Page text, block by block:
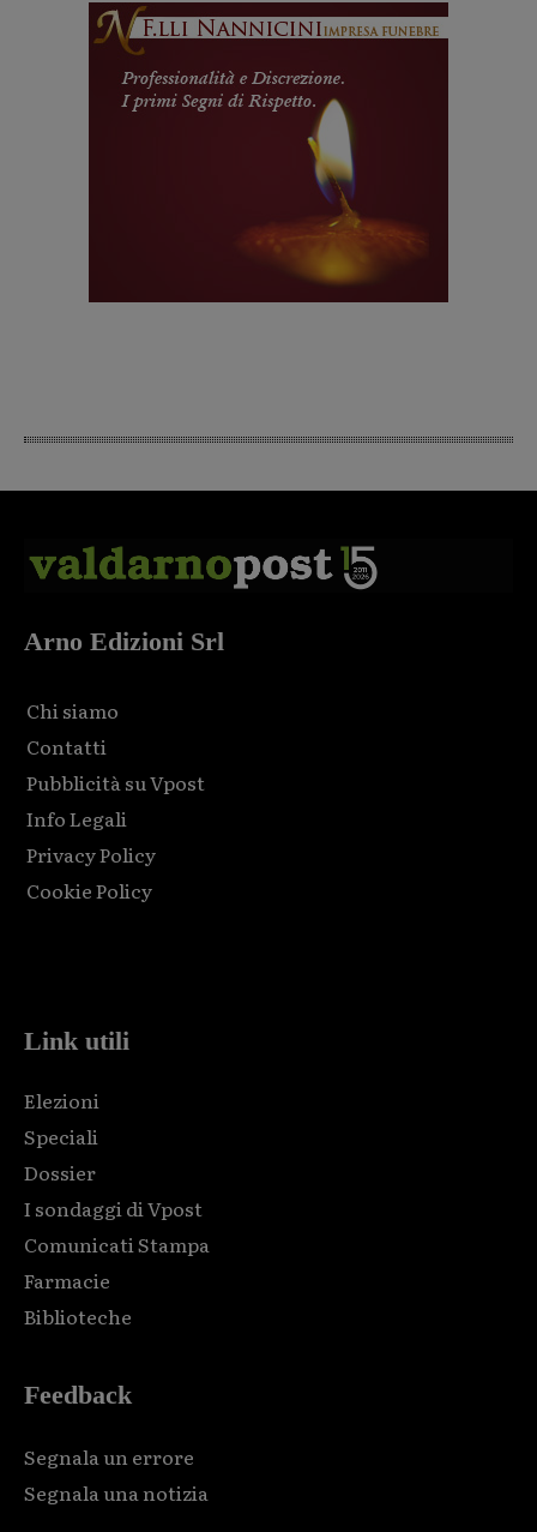
Arno Edizioni Srl
Chi siamo
Contatti
Pubblicità su Vpost
Info Legali
Privacy Policy
Cookie Policy
Link utili
Elezioni
Speciali
Dossier
I sondaggi di Vpost
Comunicati Stampa
Farmacie
Biblioteche
Feedback
Segnala un errore
Segnala una notizia